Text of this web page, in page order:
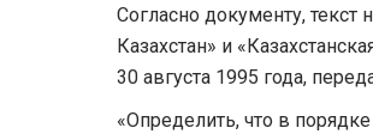
Согласно документу, текст
Казахстан» и
30 августа 1995 года,
«Определить, что в